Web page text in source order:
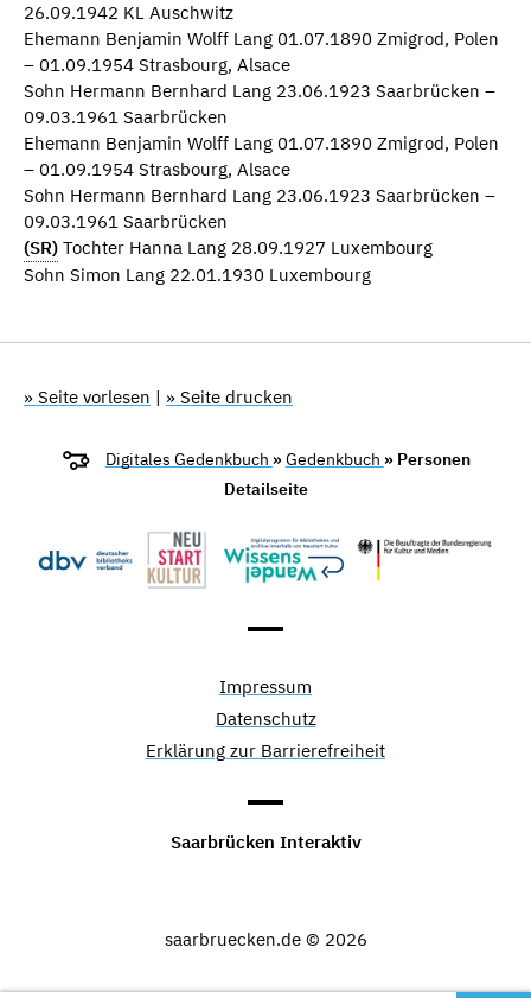
26.09.1942 KL Auschwitz
Ehemann Benjamin Wolff Lang 01.07.1890 Zmigrod, Polen
– 01.09.1954 Strasbourg, Alsace
Sohn Hermann Bernhard Lang 23.06.1923 Saarbrücken –
09.03.1961 Saarbrücken
Ehemann Benjamin Wolff Lang 01.07.1890 Zmigrod, Polen
– 01.09.1954 Strasbourg, Alsace
Sohn Hermann Bernhard Lang 23.06.1923 Saarbrücken –
09.03.1961 Saarbrücken
(SR) Tochter Hanna Lang 28.09.1927 Luxembourg
Sohn Simon Lang 22.01.1930 Luxembourg
» Seite vorlesen | » Seite drucken
Digitales Gedenkbuch »Gedenkbuch » Personen
Detailseite
Impressum
Datenschutz
Erklärung zur Barrierefreiheit
Saarbrücken Interaktiv
saarbruecken.de © 2026